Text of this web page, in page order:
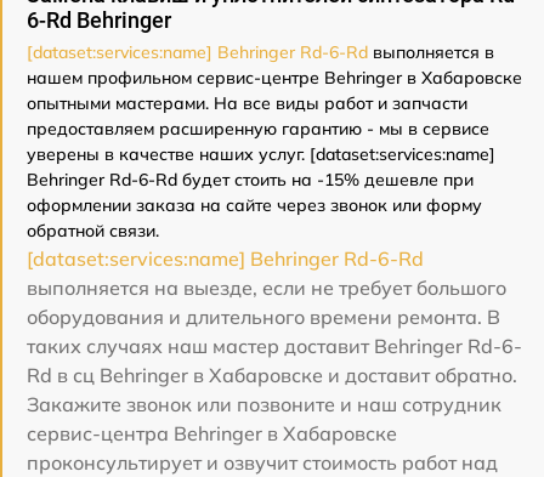
6-Rd Behringer
[dataset:services:name] Behringer Rd-6-Rd выполняется в
нашем профильном сервис-центре Behringer в Хабаровске
опытными мастерами. На все виды работ и запчасти
предоставляем расширенную гарантию - мы в сервисе
уверены в качестве наших услуг. [dataset:services:name]
Behringer Rd-6-Rd будет стоить на -15% дешевле при
оформлении заказа на сайте через звонок или форму
обратной связи.
[dataset:services:name] Behringer Rd-6-Rd
выполняется на выезде, если не требует большого
оборудования и длительного времени ремонта. В
таких случаях наш мастер доставит Behringer Rd-6-
Rd в сц Behringer в Хабаровске и доставит обратно.
Закажите звонок или позвоните и наш сотрудник
сервис-центра Behringer в Хабаровске
проконсультирует и озвучит стоимость работ над